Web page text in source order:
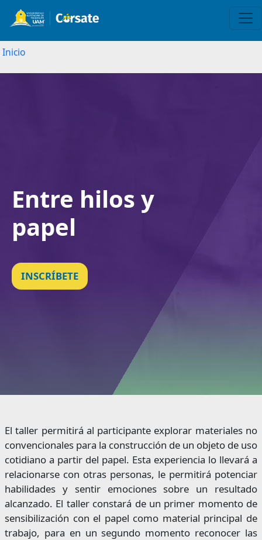
Inicio
Entre hilos y
papel
INSCRÍBETE
El taller permitirá al participante explorar materiales no
convencionales para la construcción de un objeto de uso
cotidiano a partir del papel. Esta experiencia lo llevará a
relacionarse con otras personas, le permitirá potenciar
habilidades y sentir emociones sobre un resultado
alcanzado. El taller constará de un primer momento de
sensibilización con el papel como material principal de
trabajo, para en un segundo momento reconocer las